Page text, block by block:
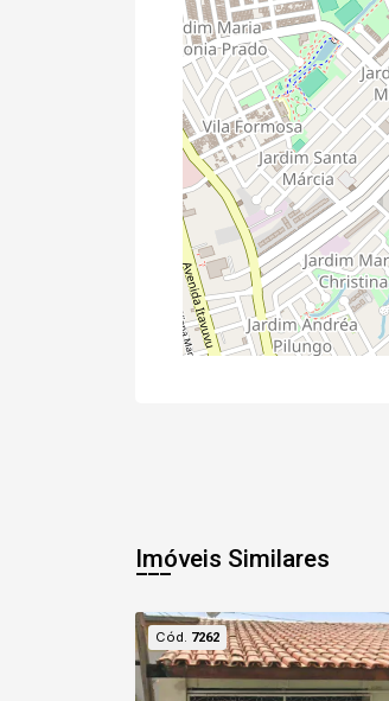
Imóveis Similares
Cód. 7262